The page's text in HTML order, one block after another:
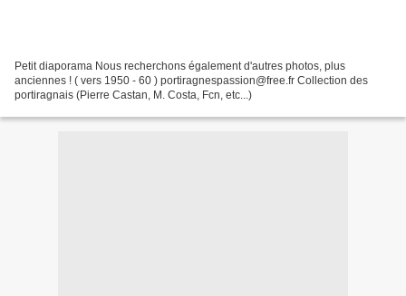
Petit diaporama Nous recherchons également d'autres photos, plus
anciennes ! ( vers 1950 - 60 ) portiragnespassion@free.fr Collection des
portiragnais (Pierre Castan, M. Costa, Fcn, etc...)